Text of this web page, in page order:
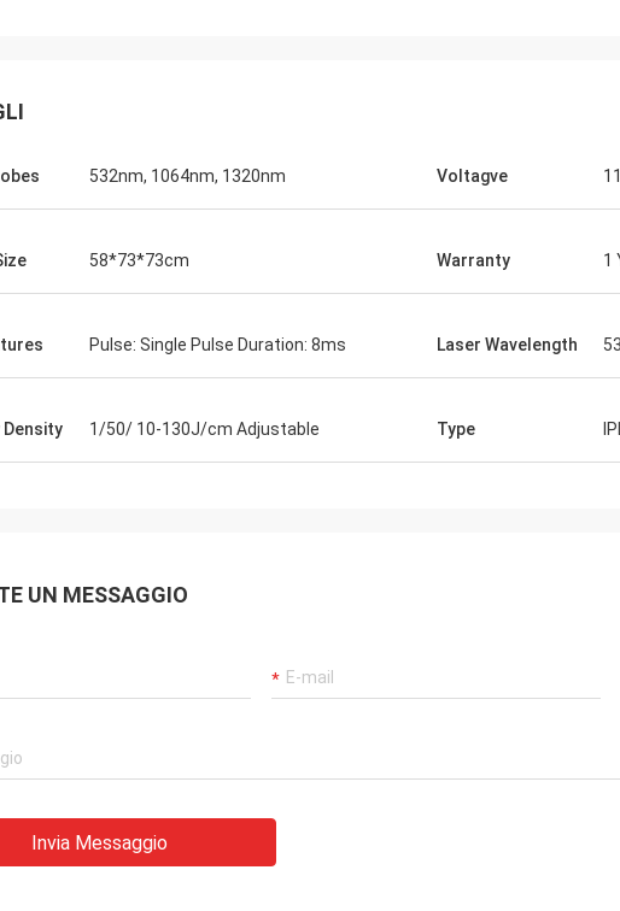
532nm, 1064nm, 1320nm Voltagve
58*73*73cm Warranty 1
Pulse: Single Pulse Duration: 8ms Laser Wavelength
Density 1/50/ 10-130J/cm Adjustable Type
UN MESSAGGIO
Invia Messaggio